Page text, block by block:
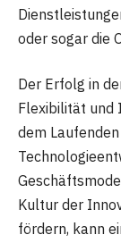
oder sogar die
Der Erfolg in
Flexibilität und
dem
Kultur der
fördern, kann